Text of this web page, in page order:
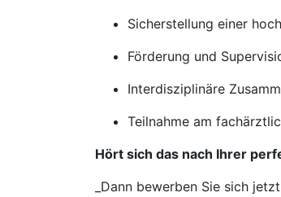
Sicherstellung einer
Förderung und
Interdisziplinäre
Teilnahme am
Hört sich das nach Ihrer
_Dann bewerben Sie sich